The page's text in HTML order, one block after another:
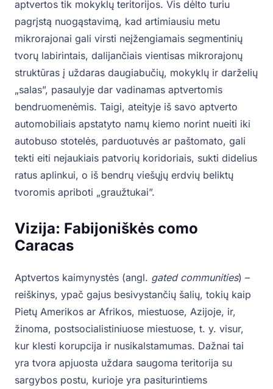
aptvertos tik mokyklų teritorijos. Vis dėlto turiu
pagrįstą nuogąstavimą, kad artimiausiu metu
mikrorajonai gali virsti neįžengiamais segmentinių
tvorų labirintais, dalijančiais vientisas mikrorajonų
struktūras į uždaras daugiabučių, mokyklų ir darželių
„salas”, pasaulyje dar vadinamas aptvertomis
bendruomenėmis. Taigi, ateityje iš savo aptverto
automobiliais apstatyto namų kiemo norint nueiti iki
autobuso stotelės, parduotuvės ar paštomato, gali
tekti eiti nejaukiais patvorių koridoriais, sukti didelius
ratus aplinkui, o iš bendrų viešųjų erdvių beliktų
tvoromis apriboti „graužtukai”.
Vizija: Fabijoniškės como
Caracas
Aptvertos kaimynystės (angl. gated communities) –
reiškinys, ypač gajus besivystančių šalių, tokių kaip
Pietų Amerikos ar Afrikos, miestuose, Azijoje, ir,
žinoma, postsocialistiniuose miestuose, t. y. visur,
kur klesti korupcija ir nusikalstamumas. Dažnai tai
yra tvora apjuosta uždara saugoma teritorija su
sargybos postu, kurioje yra pasiturintiems